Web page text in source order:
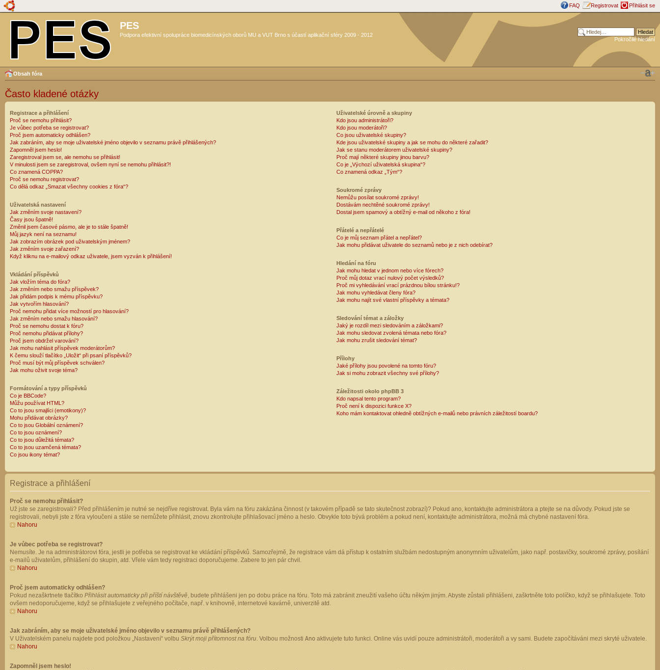
FAQ Registrovat Přihlásit se
PES
Podpora efektivní spolupráce biomedicínských oborů MU a VUT Brno s účastí aplikační sféry 2009 - 2012
Pokročilé hledání
Obsah fóra
Často kladené otázky
Registrace a přihlášení
Proč se nemohu přihlásit?
Je vůbec potřeba se registrovat?
Proč jsem automaticky odhlášen?
Jak zabráním, aby se moje uživatelské jméno objevilo v seznamu právě přihlášených?
Zapomněl jsem heslo!
Zaregistroval jsem se, ale nemohu se přihlásit!
V minulosti jsem se zaregistroval, ovšem nyní se nemohu přihlásit?!
Co znamená COPPA?
Proč se nemohu registrovat?
Co dělá odkaz „Smazat všechny cookies z fóra“?
Uživatelská nastavení
Jak změním svoje nastavení?
Časy jsou špatně!
Změnil jsem časové pásmo, ale je to stále špatně!
Můj jazyk není na seznamu!
Jak zobrazím obrázek pod uživatelským jménem?
Jak změním svoje zařazení?
Když kliknu na e-mailový odkaz uživatele, jsem vyzván k přihlášení!
Vkládání příspěvků
Jak vložím téma do fóra?
Jak změním nebo smažu příspěvek?
Jak přidám podpis k mému příspěvku?
Jak vytvořím hlasování?
Proč nemohu přidat více možností pro hlasování?
Jak změním nebo smažu hlasování?
Proč se nemohu dostat k fóru?
Proč nemohu přidávat přílohy?
Proč jsem obdržel varování?
Jak mohu nahlásit příspěvek moderátorům?
K čemu slouží tlačítko „Uložit“ při psaní příspěvků?
Proč musí být můj příspěvek schválen?
Jak mohu oživit svoje téma?
Formátování a typy příspěvků
Co je BBCode?
Můžu používat HTML?
Co to jsou smajlíci (emotikony)?
Mohu přidávat obrázky?
Co to jsou Globální oznámení?
Co to jsou oznámení?
Co to jsou důležitá témata?
Co to jsou uzamčená témata?
Co jsou ikony témat?
Uživatelské úrovně a skupiny
Kdo jsou administrátoři?
Kdo jsou moderátoři?
Co jsou uživatelské skupiny?
Kde jsou uživatelské skupiny a jak se mohu do některé zařadit?
Jak se stanu moderátorem uživatelské skupiny?
Proč mají některé skupiny jinou barvu?
Co je „Výchozí uživatelská skupina“?
Co znamená odkaz „Tým“?
Soukromé zprávy
Nemůžu posílat soukromé zprávy!
Dostávám nechtěné soukromé zprávy!
Dostal jsem spamový a obtížný e-mail od někoho z fóra!
Přátelé a nepřátelé
Co je můj seznam přátel a nepřátel?
Jak mohu přidávat uživatele do seznamů nebo je z nich odebírat?
Hledání na fóru
Jak mohu hledat v jednom nebo více fórech?
Proč můj dotaz vrací nulový počet výsledků?
Proč mi vyhledávání vrací prázdnou bílou stránku!?
Jak mohu vyhledávat členy fóra?
Jak mohu najít své vlastní příspěvky a témata?
Sledování témat a záložky
Jaký je rozdíl mezi sledováním a záložkami?
Jak mohu sledovat zvolená témata nebo fóra?
Jak mohu zrušit sledování témat?
Přílohy
Jaké přílohy jsou povolené na tomto fóru?
Jak si mohu zobrazit všechny své přílohy?
Záležitosti okolo phpBB 3
Kdo napsal tento program?
Proč není k dispozici funkce X?
Koho mám kontaktovat ohledně obtížných e-mailů nebo právních záležitostí boardu?
Registrace a přihlášení
Proč se nemohu přihlásit?
Už jste se zaregistrovali? Před přihlášením je nutné se nejdříve registrovat. Byla vám na fóru zakázána činnost (v takovém případě se tato skutečnost zobrazí)? Pokud ano, kontaktujte administrátora a ptejte se na důvody. Pokud jste se
registrovali, nebyli jste z fóra vyloučeni a stále se nemůžete přihlásit, znovu zkontrolujte přihlašovací jméno a heslo. Obvykle toto bývá problém a pokud není, kontaktujte administrátora, možná má chybné nastavení fóra.
Nahoru
Je vůbec potřeba se registrovat?
Nemusíte. Je na administrátorovi fóra, jestli je potřeba se registrovat ke vkládání příspěvků. Samozřejmě, že registrace vám dá přístup k ostatním službám nedostupným anonymním uživatelům, jako např. postavičky, soukromé zprávy, posílání
e-mailů uživatelům, přihlášení do skupin, atd. Vřele vám tedy registraci doporučujeme. Zabere to jen pár chvil.
Nahoru
Proč jsem automaticky odhlášen?
Pokud nezaškrtnete tlačítko Přihlásit automaticky při příští návštěvě, budete přihlášeni jen po dobu práce na fóru. Toto má zabránit zneužití vašeho účtu někým jiným. Abyste zůstali přihlášeni, zaškrtněte toto políčko, když se přihlašujete. Toto
ovšem nedoporučujeme, když se přihlašujete z veřejného počítače, např. v knihovně, internetové kavárně, univerzitě atd.
Nahoru
Jak zabráním, aby se moje uživatelské jméno objevilo v seznamu právě přihlášených?
V Uživatelském panelu najdete pod položkou „Nastavení“ volbu Skrýt moji přítomnost na fóru. Volbou možnosti Ano aktivujete tuto funkci. Online vás uvidí pouze administrátoři, moderátoři a vy sami. Budete započítáváni mezi skryté uživatele.
Nahoru
Zapomněl jsem heslo!